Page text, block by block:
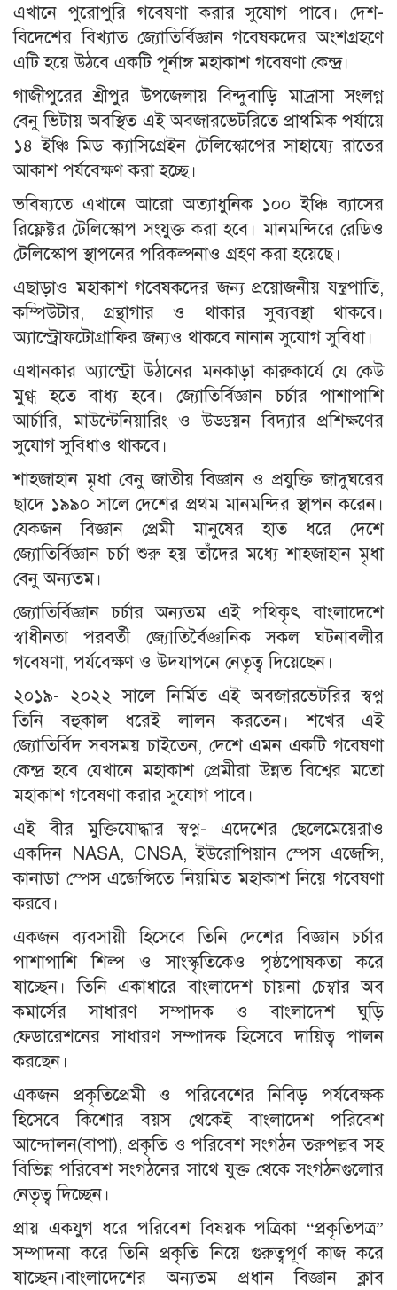
এখানে পুরোপুরি গবেষণা করার সুযোগ পাবে। দেশ-
বিদেশের বিখ্যাত জ্যোতির্বিজ্ঞান গবেষকদের অংশগ্রহণে
এটি হয়ে উঠবে একটি পূর্নাঙ্গ মহাকাশ গবেষণা কেন্দ্র।
গাজীপুরের শ্রীপুর উপজেলায় বিন্দুবাড়ি মাদ্রাসা সংলগ্ন
বেনু ভিটায় অবস্থিত এই অবজারভেটরিতে প্রাথমিক পর্যায়ে
১৪ ইঞ্চি মিড ক্যাসিগ্রেইন টেলিস্কোপের সাহায্যে রাতের
আকাশ পর্যবেক্ষণ করা হচ্ছে।
ভবিষ্যতে এখানে আরো অত্যাধুনিক ১০০ ইঞ্চি ব্যাসের
রিফ্লেক্টর টেলিস্কোপ সংযুক্ত করা হবে। মানমন্দিরে রেডিও
টেলিস্কোপ স্থাপনের পরিকল্পনাও গ্রহণ করা হয়েছে।
এছাড়াও মহাকাশ গবেষকদের জন্য প্রয়োজনীয় যন্ত্রপাতি,
কম্পিউটার, গ্রন্থাগার ও থাকার সুব্যবস্থা থাকবে।
অ্যাস্ট্রোফটোগ্রাফির জন্যও থাকবে নানান সুযোগ সুবিধা।
এখানকার অ্যাস্ট্রো উঠানের মনকাড়া কারুকার্যে যে কেউ
মুগ্ধ হতে বাধ্য হবে। জ্যোতির্বিজ্ঞান চর্চার পাশাপাশি
আর্চারি, মাউন্টেনিয়ারিং ও উড্ডয়ন বিদ্যার প্রশিক্ষণের
সুযোগ সুবিধাও থাকবে।
শাহজাহান মৃধা বেনু জাতীয় বিজ্ঞান ও প্রযুক্তি জাদুঘরের
ছাদে ১৯৯০ সালে দেশের প্রথম মানমন্দির স্থাপন করেন।
যেকজন বিজ্ঞান প্রেমী মানুষের হাত ধরে দেশে
জ্যোতির্বিজ্ঞান চর্চা শুরু হয় তাঁদের মধ্যে শাহজাহান মৃধা
বেনু অন্যতম।
জ্যোতির্বিজ্ঞান চর্চার অন্যতম এই পথিকৃৎ বাংলাদেশে
স্বাধীনতা পরবর্তী জ্যোতির্বৈজ্ঞানিক সকল ঘটনাবলীর
গবেষণা, পর্যবেক্ষণ ও উদযাপনে নেতৃত্ব দিয়েছেন।
২০১৯- ২০২২ সালে নির্মিত এই অবজারভেটরির স্বপ্ন
তিনি বহুকাল ধরেই লালন করতেন। শখের এই
জ্যোতির্বিদ সবসময় চাইতেন, দেশে এমন একটি গবেষণা
কেন্দ্র হবে যেখানে মহাকাশ প্রেমীরা উন্নত বিশ্বের মতো
মহাকাশ গবেষণা করার সুযোগ পাবে।
এই বীর মুক্তিযোদ্ধার স্বপ্ন- এদেশের ছেলেমেয়েরাও
একদিন NASA, CNSA, ইউরোপিয়ান স্পেস এজেন্সি,
কানাডা স্পেস এজেন্সিতে নিয়মিত মহাকাশ নিয়ে গবেষণা
করবে।
একজন ব্যবসায়ী হিসেবে তিনি দেশের বিজ্ঞান চর্চার
পাশাপাশি শিল্প ও সাংস্কৃতিকেও পৃষ্ঠপোষকতা করে
যাচ্ছেন। তিনি একাধারে বাংলাদেশ চায়না চেম্বার অব
কমার্সের সাধারণ সম্পাদক ও বাংলাদেশ ঘুড়ি
ফেডারেশনের সাধারণ সম্পাদক হিসেবে দায়িত্ব পালন
করছেন।
একজন প্রকৃতিপ্রেমী ও পরিবেশের নিবিড় পর্যবেক্ষক
হিসেবে কিশোর বয়স থেকেই বাংলাদেশ পরিবেশ
আন্দোলন(বাপা), প্রকৃতি ও পরিবেশ সংগঠন তরুপল্লব সহ
বিভিন্ন পরিবেশ সংগঠনের সাথে যুক্ত থেকে সংগঠনগুলোর
নেতৃত্ব দিচ্ছেন।
প্রায় একযুগ ধরে পরিবেশ বিষয়ক পত্রিকা “প্রকৃতিপত্র”
সম্পাদনা করে তিনি প্রকৃতি নিয়ে গুরুত্বপূর্ণ কাজ করে
যাচ্ছেন।বাংলাদেশের অন্যতম প্রধান বিজ্ঞান ক্লাব